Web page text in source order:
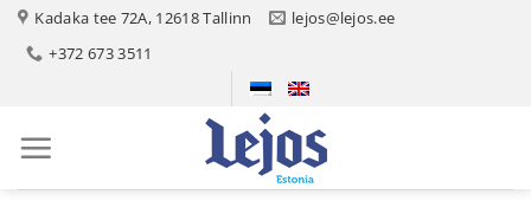
Skip
content
Kadaka tee 72A, 12618 Tallinn
lejos@lejos.ee
+372 673 3511